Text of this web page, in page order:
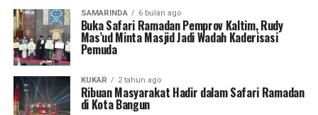
SAMARINDA 6 bulan ago
Buka Safari Ramadan Pemprov Kaltim, Rudy
Mas’ud Minta Masjid Jadi Wadah Kaderisasi
Pemuda
KUKAR 2 tahun ago
Ribuan Masyarakat Hadir dalam Safari Ramadan
di Kota Bangun